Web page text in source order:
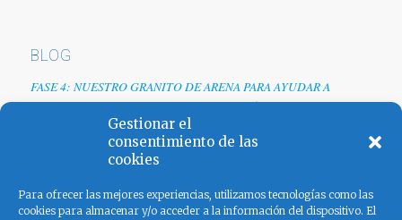
Gestionar el
consentimiento de las
cookies
Para ofrecer las mejores experiencias, utilizamos tecnologías como las
cookies para almacenar y/o acceder a la información del dispositivo. El
BLOG
FASE 4: NUESTRO GRANITO DE ARENA PARA AYUDAR A
EMPRESAS TRAS LA CRISIS DEL COVID-19
Renovamos web